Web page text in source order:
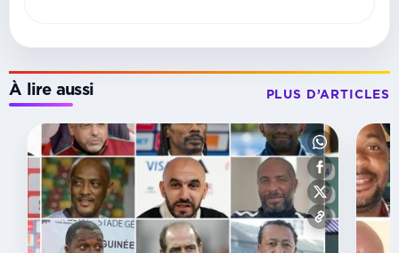
À lire aussi PLUS D’ARTICLES
RÉCOMPENSES
Ndambo
d’Or
2026 :
le
successeur